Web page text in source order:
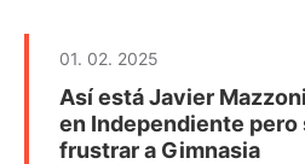
01. 02. 2025
Así está Javier
en Independiente pero
frustrar a Gimnasia